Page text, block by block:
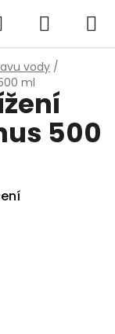
Hledat
KOŠÍK
vody /
ml
500